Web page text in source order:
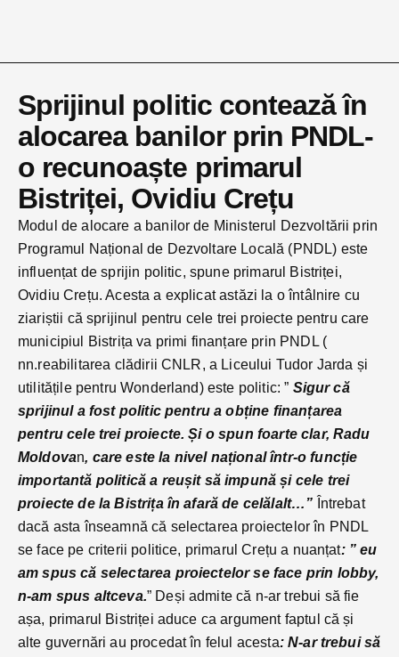
Sprijinul politic contează în
alocarea banilor prin PNDL-
o recunoaște primarul
Bistriței, Ovidiu Crețu
Modul de alocare a banilor de Ministerul Dezvoltării prin
Programul Național de Dezvoltare Locală (PNDL) este
influențat de sprijin politic, spune primarul Bistriței,
Ovidiu Crețu. Acesta a explicat astăzi la o întâlnire cu
ziariștii că sprijinul pentru cele trei proiecte pentru care
municipiul Bistrița va primi finanțare prin PNDL (
nn.reabilitarea clădirii CNLR, a Liceului Tudor Jarda și
utilitățile pentru Wonderland) este politic: ” Sigur că
sprijinul a fost politic pentru a obține finanțarea
pentru cele trei proiecte. Și o spun foarte clar, Radu
Moldovan, care este la nivel național într-o funcție
importantă politică a reușit să impună și cele trei
proiecte de la Bistrița în afară de celălalt…” Întrebat
dacă asta înseamnă că selectarea proiectelor în PNDL
se face pe criterii politice, primarul Crețu a nuanțat: ” eu
am spus că selectarea proiectelor se face prin lobby,
n-am spus altceva.” Deși admite că n-ar trebui să fie
așa, primarul Bistriței aduce ca argument faptul că și
alte guvernări au procedat în felul acesta: N-ar trebui să